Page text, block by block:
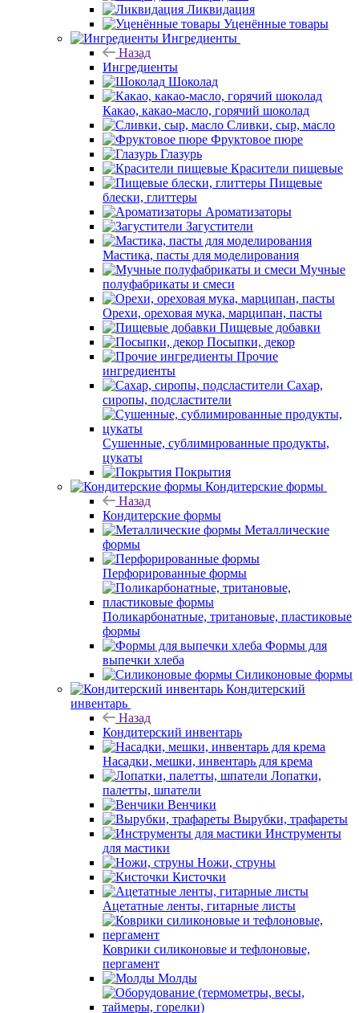
Ликвидация
Уценённые товары
Ингредиенты
Назад
Ингредиенты
Шоколад
Какао, какао-масло, горячий шоколад
Сливки, сыр, масло
Фруктовое пюре
Глазурь
Красители пищевые
Пищевые
блески, глиттеры
Ароматизаторы
Загустители
Мастика, пасты для моделирования
Мучные
полуфабрикаты и смеси
Орехи, ореховая мука, марципан, пасты
Пищевые добавки
Посыпки, декор
Прочие
ингредиенты
Сахар,
сиропы, подсластители
Сушенные, сублимированные продукты,
цукаты
Покрытия
Кондитерские формы
Назад
Кондитерские формы
Металлические
формы
Перфорированные формы
Поликарбонатные, тритановые, пластиковые
формы
Формы для
выпечки хлеба
Силиконовые формы
Кондитерский
инвентарь
Назад
Кондитерский инвентарь
Насадки, мешки, инвентарь для крема
Лопатки,
палетты, шпатели
Венчики
Вырубки, трафареты
Инструменты
для мастики
Ножи, струны
Кисточки
Ацетатные ленты, гитарные листы
Коврики силиконовые и тефлоновые,
пергамент
Молды